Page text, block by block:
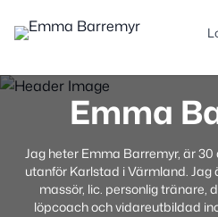
Emma
Jag heter Emma Barremyr, är
utanför Karlstad i Värmland.
massör, lic. personlig tränare,
löpcoach och vidareutbildad